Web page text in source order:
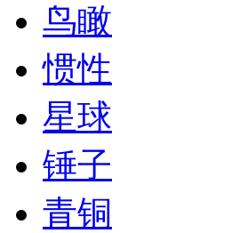
鸟瞰
惯性
星球
锤子
青铜